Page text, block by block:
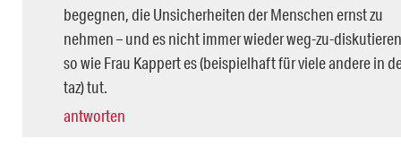
begegnen, die Unsicherheiten der Menschen ernst zu
nehmen – und es nicht immer wieder weg-zu-
so wie Frau Kappert es (beispielhaft für viele andere in
taz) tut.
antworten